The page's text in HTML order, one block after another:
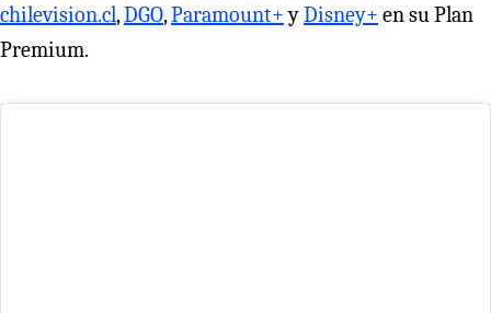
chilevision.cl,DGO,Paramount+yDisney+ en su Plan
Premium.